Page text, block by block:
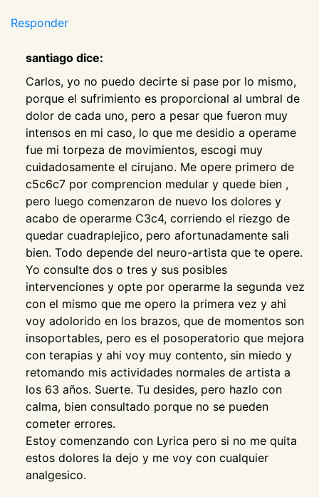
Responder
santiago dice:
Carlos, yo no puedo decirte si pase por lo mismo,
porque el sufrimiento es proporcional al umbral de
dolor de cada uno, pero a pesar que fueron muy
intensos en mi caso, lo que me desidio a operame
fue mi torpeza de movimientos, escogi muy
cuidadosamente el cirujano. Me opere primero de
c5c6c7 por comprencion medular y quede bien ,
pero luego comenzaron de nuevo los dolores y
acabo de operarme C3c4, corriendo el riezgo de
quedar cuadraplejico, pero afortunadamente sali
bien. Todo depende del neuro-artista que te opere.
Yo consulte dos o tres y sus posibles
intervenciones y opte por operarme la segunda vez
con el mismo que me opero la primera vez y ahi
voy adolorido en los brazos, que de momentos son
insoportables, pero es el posoperatorio que mejora
con terapias y ahi voy muy contento, sin miedo y
retomando mis actividades normales de artista a
los 63 años. Suerte. Tu desides, pero hazlo con
calma, bien consultado porque no se pueden
cometer errores.
Estoy comenzando con Lyrica pero si no me quita
estos dolores la dejo y me voy con cualquier
analgesico.